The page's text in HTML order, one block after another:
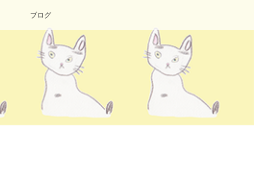
ブログ